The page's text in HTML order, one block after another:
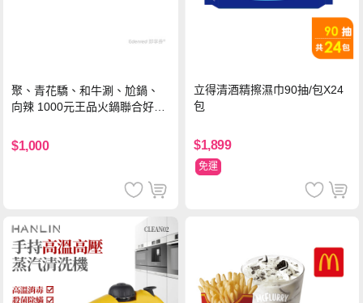
聚、青花驕、和牛涮、尬鍋、
向辣 1000元王品火鍋聯合好禮
$1,000
立得清酒精擦濕巾90抽/包X24
包
$1,899
免運